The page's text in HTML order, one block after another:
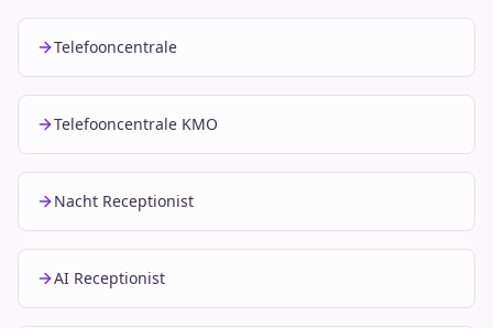
Telefooncentrale
Telefooncentrale KMO
Nacht Receptionist
AI Receptionist